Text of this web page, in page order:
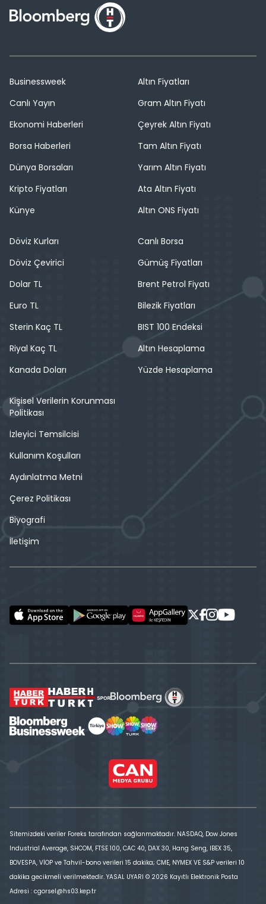
Businessweek
Canlı Yayın
Ekonomi Haberleri
Borsa Haberleri
Dünya Borsaları
Kripto Fiyatları
Künye
Altın Fiyatları
Gram Altın Fiyatı
Çeyrek Altın Fiyatı
Tam Altın Fiyatı
Yarım Altın Fiyatı
Ata Altın Fiyatı
Altın ONS Fiyatı
Döviz Kurları
Döviz Çevirici
Dolar TL
Euro TL
Sterin Kaç TL
Riyal Kaç TL
Kanada Doları
Canlı Borsa
Gümüş Fiyatları
Brent Petrol Fiyatı
Bilezik Fiyatları
BIST 100 Endeksi
Altın Hesaplama
Yüzde Hesaplama
Kişisel Verilerin Korunması
Politikası
İzleyici Temsilcisi
Kullanım Koşulları
Aydınlatma Metni
Çerez Politikası
Biyografi
İletişim
Sitemizdeki veriler Foreks tarafından sağlanmaktadır. NASDAQ, Dow Jones
Industrial Average, SHCOM, FTSE 100, CAC 40, DAX 30, Hang Seng, IBEX 35,
BOVESPA, VİOP ve Tahvil-bono verileri 15 dakika; CME, NYMEX VE S&P verileri 10
dakika gecikmeli verilmektedir. YASAL UYARI © 2026 Kayıtlı Elektronik Posta
Adresi : cgorsel@hs03.kep.tr